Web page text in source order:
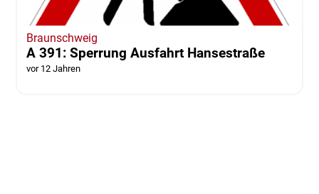
Braunschweig
A 391: Sperrung Ausfahrt Hansestraße
vor 12 Jahren